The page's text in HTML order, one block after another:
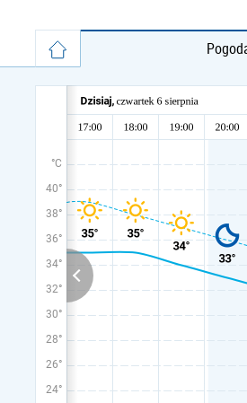
°C
40°
38°
36°
34°
32°
30°
28°
26°
24°